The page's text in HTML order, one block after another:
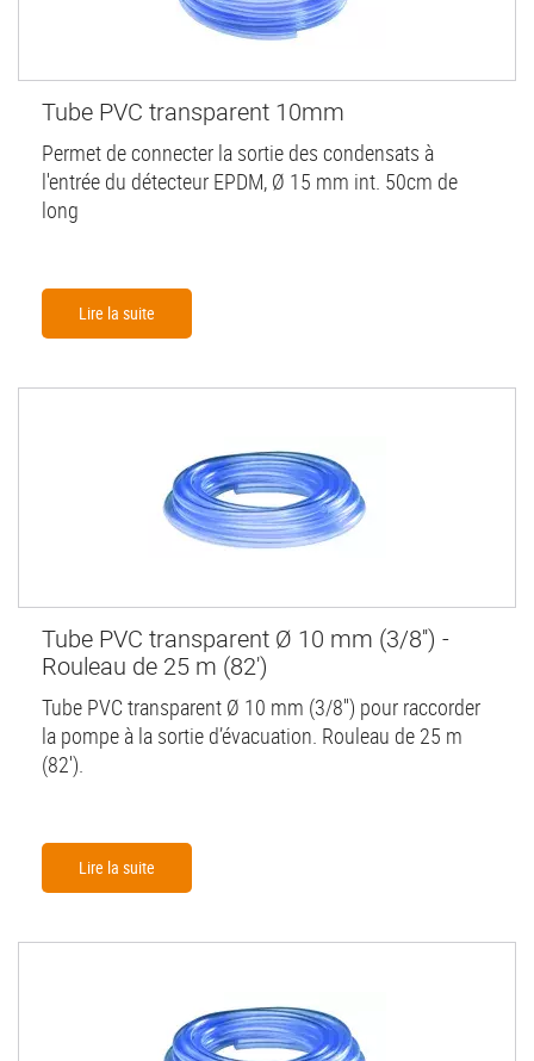
Tube PVC transparent 10mm
Permet de connecter la sortie des condensats à
l'entrée du détecteur EPDM, Ø 15 mm int. 50cm de
long
Lire la suite
Tube PVC transparent Ø 10 mm (3/8'') -
Rouleau de 25 m (82')
Tube PVC transparent Ø 10 mm (3/8'') pour raccorder
la pompe à la sortie d’évacuation. Rouleau de 25 m
(82').
Lire la suite